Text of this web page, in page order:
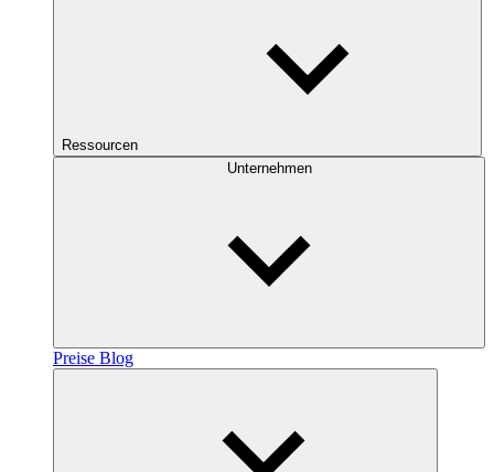
Ressourcen
Unternehmen
Preise Blog